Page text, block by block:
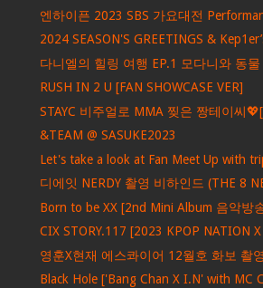
엔하이픈 2023 SBS 가요대전
2024 SEASON'S GREETINGS &
다니엘의 힐링 여행 EP.1 모다니와 동
RUSH IN 2 U [FAN SHOWCASE VER]
STAYC 비주얼로 MMA 찢은 짱테이씨
&TEAM @ SASUKE2023
Let's take a look at Fan Meet Up with
디에잇 NERDY 촬영 비하인드 (THE 8
Born to be XX [2nd Mini Album 음악방
CIX STORY.117 [2023 KPOP NATION
영훈X현재 에스콰이어 12월호 화보 촬
Black Hole ['Bang Chan X I.N' with MC